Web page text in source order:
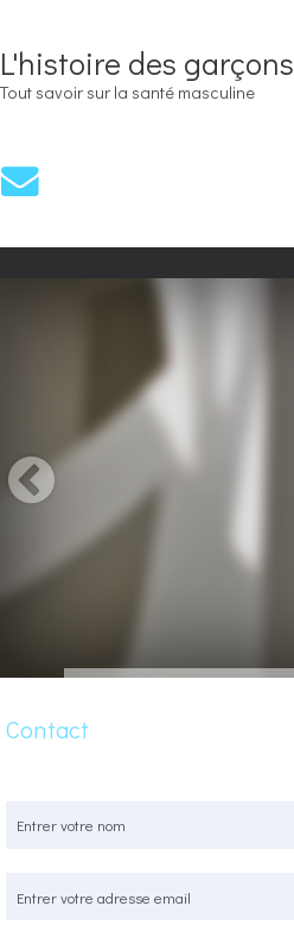
L'histoire des garçons
Tout savoir sur la santé masculine
Contact